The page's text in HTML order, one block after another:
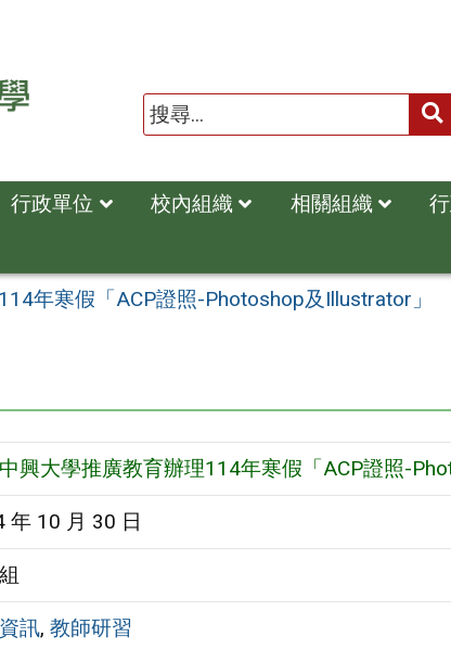
行政單位 校內組織 相關組織
年寒假「ACP證照-Photoshop及Illustrator」
興大學推廣教育辦理114年寒假「ACP證照-
年 10 月 30 日
訊, 教師研習